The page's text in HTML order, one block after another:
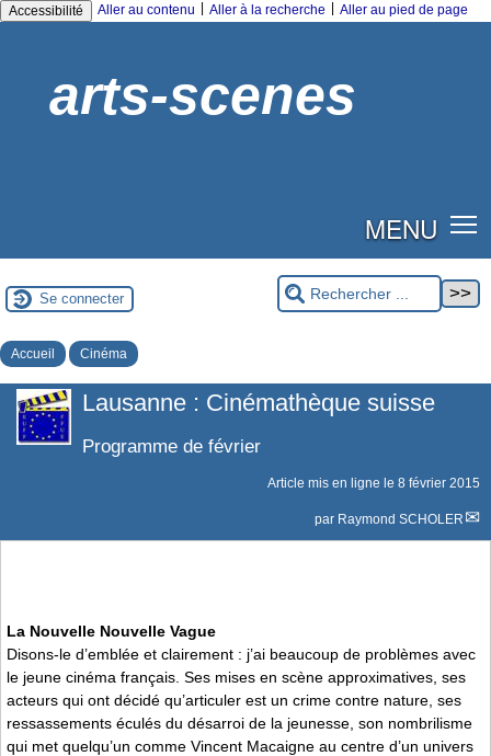
Accessibilité Aller au contenu Aller à la recherche Aller au pied de page
arts-scenes
MENU
Se connecter
Accueil Cinéma
Lausanne : Cinémathèque suisse
Programme de février
Article mis en ligne le 8 février 2015
par Raymond SCHOLER
La Nouvelle Nouvelle Vague
Disons-le d’emblée et clairement : j’ai beaucoup de problèmes avec
le jeune cinéma français. Ses mises en scène approximatives, ses
acteurs qui ont décidé qu’articuler est un crime contre nature, ses
ressassements éculés du désarroi de la jeunesse, son nombrilisme
qui met quelqu’un comme Vincent Macaigne au centre d’un univers